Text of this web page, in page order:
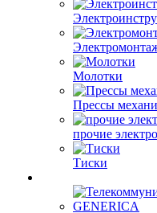
Молотки
Прессы
прочие
Тиски